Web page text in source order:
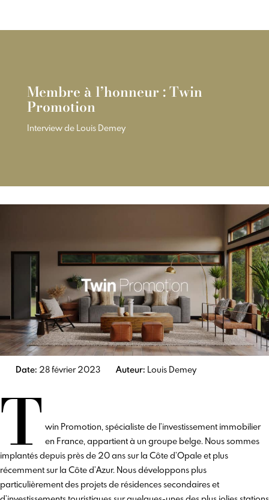
Membre à l’honneur : Twin
Promotion
Interview de Louis Demey
Date: 28 février 2023 Auteur: Louis Demey
T win Promotion, spécialiste de l’investissement immobilier
en France, appartient à un groupe belge. Nous sommes
implantés depuis près de 20 ans sur la Côte d’Opale et plus
récemment sur la Côte d’Azur. Nous développons plus
particulièrement des projets de résidences secondaires et